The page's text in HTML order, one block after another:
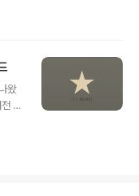
F
취
왔
소
습